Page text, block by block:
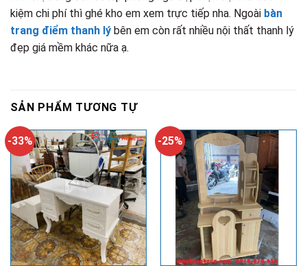
kiệm chi phí thì ghé kho em xem trực tiếp nha. Ngoài bàn
trang điểm thanh lý bên em còn rất nhiều nội thất thanh lý
đẹp giá mềm khác nữa ạ.
SẢN PHẨM TƯƠNG TỰ
-33% -25%